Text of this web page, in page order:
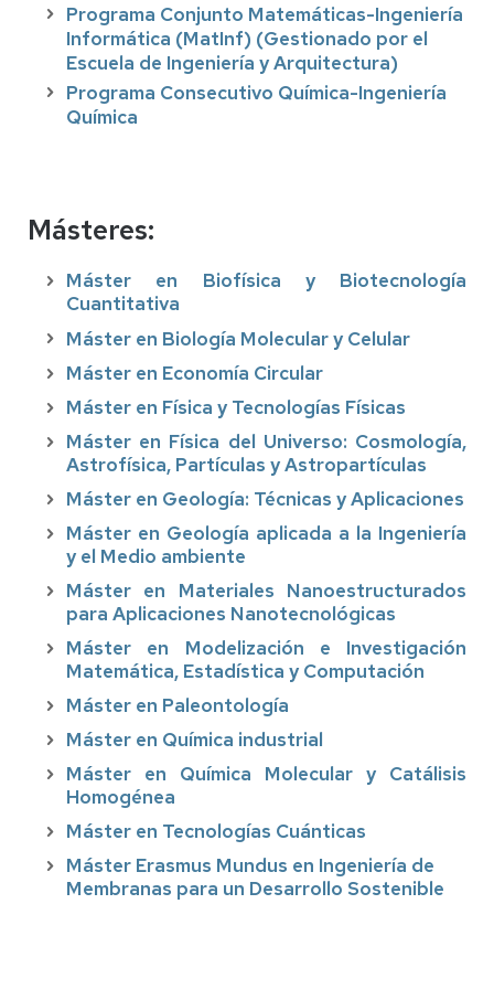
Programa Conjunto Matemáticas-Ingeniería
Informática (MatInf) (Gestionado por el
Escuela de Ingeniería y Arquitectura)
Programa Consecutivo Química-Ingeniería
Química
Másteres:
Máster en Biofísica y Biotecnología
Cuantitativa
Máster en Biología Molecular y Celular
Máster en Economía Circular
Máster en Física y Tecnologías Físicas
Máster en Física del Universo: Cosmología,
Astrofísica, Partículas y Astropartículas
Máster en Geología: Técnicas y Aplicaciones
Máster en Geología aplicada a la Ingeniería
y el Medio ambiente
Máster en Materiales Nanoestructurados
para Aplicaciones Nanotecnológicas
Máster en Modelización e Investigación
Matemática, Estadística y Computación
Máster en Paleontología
Máster en Química industrial
Máster en Química Molecular y Catálisis
Homogénea
Máster en Tecnologías Cuánticas
Máster Erasmus Mundus en Ingeniería de
Membranas para un Desarrollo Sostenible